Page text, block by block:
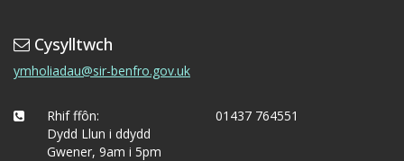
Cysylltwch
ymholiadau@sir-benfro.gov.uk
Rhif ffôn:
Dydd Llun i ddydd
Gwener, 9am i 5pm
01437 764551